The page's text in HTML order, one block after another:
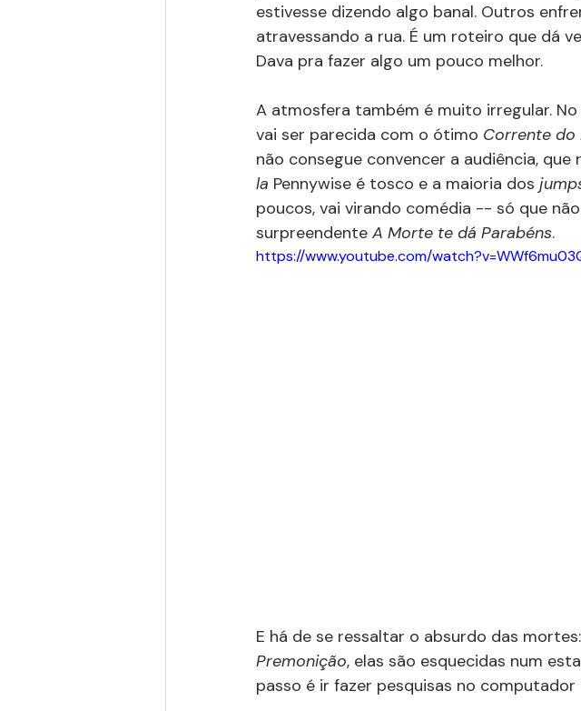
estivesse dizendo algo banal. Outros
atravessando a rua. É um roteiro que dá
Dava pra fazer algo um pouco melhor.
A atmosfera também é muito irregular.
vai ser parecida com o ótimo Corrente do
não consegue convencer a audiência,
la Pennywise é tosco e a maioria dos
poucos, vai virando comédia -- só que
surpreendente A Morte te dá Parabéns.
https://www.youtube.com/
E há de se ressaltar o absurdo das
Premonição, elas são esquecidas num
passo é ir fazer pesquisas no computador